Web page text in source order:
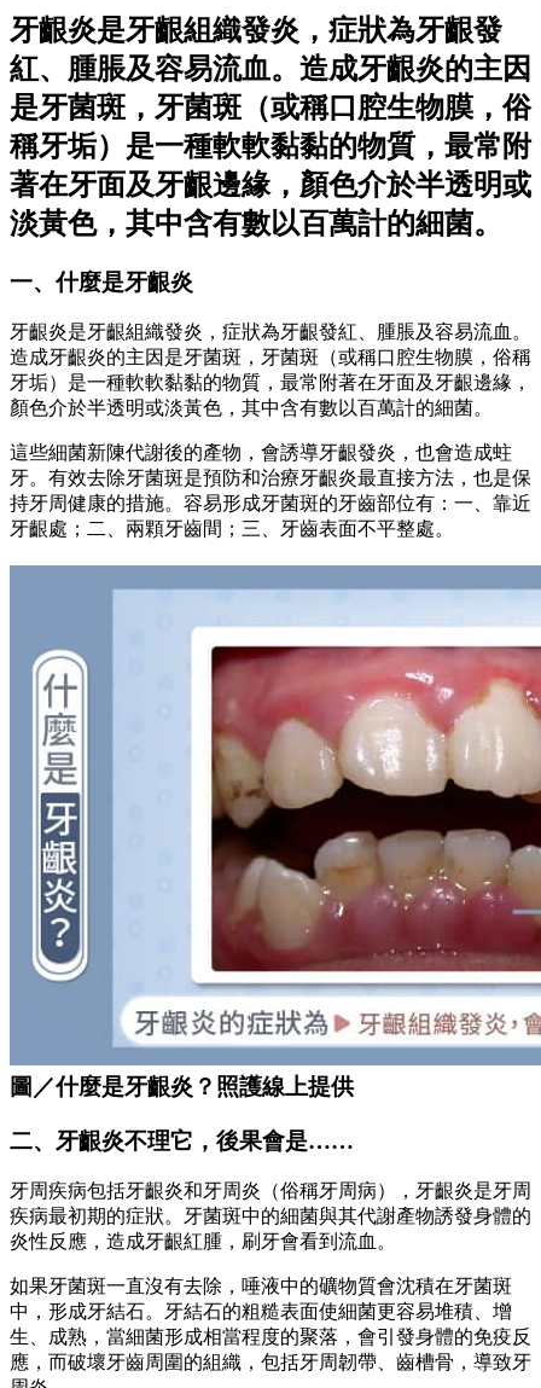
牙齦炎是牙齦組織發炎，症狀為牙齦發
紅、腫脹及容易流血。造成牙齦炎的主因
是牙菌斑，牙菌斑（或稱口腔生物膜，俗
稱牙垢）是一種軟軟黏黏的物質，最常附
著在牙面及牙齦邊緣，顏色介於半透明或
淡黃色，其中含有數以百萬計的細菌。
一、什麼是牙齦炎
牙齦炎是牙齦組織發炎，症狀為牙齦發紅、腫脹及容易流血。
造成牙齦炎的主因是牙菌斑，牙菌斑（或稱口腔生物膜，俗稱
牙垢）是一種軟軟黏黏的物質，最常附著在牙面及牙齦邊緣，
顏色介於半透明或淡黃色，其中含有數以百萬計的細菌。
這些細菌新陳代謝後的產物，會誘導牙齦發炎，也會造成蛀
牙。有效去除牙菌斑是預防和治療牙齦炎最直接方法，也是保
持牙周健康的措施。容易形成牙菌斑的牙齒部位有：一、靠近
牙齦處；二、兩顆牙齒間；三、牙齒表面不平整處。
圖／什麼是牙齦炎？照護線上提供
二、牙齦炎不理它，後果會是……
牙周疾病包括牙齦炎和牙周炎（俗稱牙周病），牙齦炎是牙周
疾病最初期的症狀。牙菌斑中的細菌與其代謝產物誘發身體的
炎性反應，造成牙齦紅腫，刷牙會看到流血。
如果牙菌斑一直沒有去除，唾液中的礦物質會沈積在牙菌斑
中，形成牙結石。牙結石的粗糙表面使細菌更容易堆積、增
生、成熟，當細菌形成相當程度的聚落，會引發身體的免疫反
應，而破壞牙齒周圍的組織，包括牙周韌帶、齒槽骨，導致牙